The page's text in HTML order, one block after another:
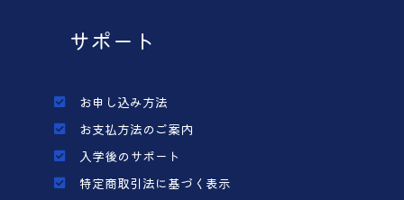
サポート
お申し込み方法
お支払方法のご案内
入学後のサポート
特定商取引法に基づく表示